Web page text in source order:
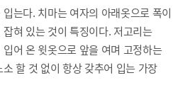
는다. 치마는 여자의 아래옷으로 폭이
혀 있는 것이 특징이다. 저고리는
어 온 윗옷으로 앞을 여며 고정하는
할 것 없이 항상 갖추어 입는 가장